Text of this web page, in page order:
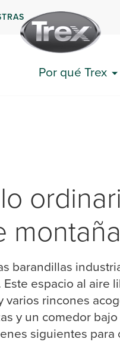
Por qué Trex
montaña
barandillas
espacio al aire
rincones
y un comedor
siguientes